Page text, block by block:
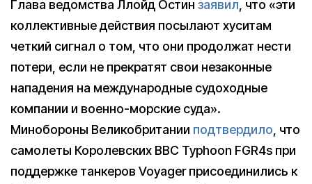
Глава ведомства Ллойд Остин заявил, что «эти
коллективные действия посылают хуситам
четкий сигнал о том, что они продолжат нести
потери, если не прекратят свои незаконные
нападения на международные судоходные
компании и военно-морские суда».
Минобороны Великобритании подтвердило, что
самолеты Королевских ВВС Typhoon FGR4s при
поддержке танкеров Voyager присоединились к